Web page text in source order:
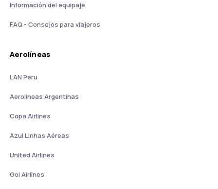
Información del equipaje
FAQ - Consejos para viajeros
Aerolíneas
LAN Peru
Aerolineas Argentinas
Copa Airlines
Azul Linhas Aéreas
United Airlines
Gol Airlines